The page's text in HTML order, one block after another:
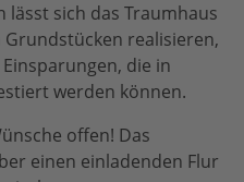
sich das Traumhaus
realisieren,
die in
werden können.
offen! Das
einen einladenden Flur